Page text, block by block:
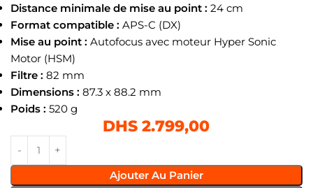
Distance minimale de mise au point : 24 cm
Format compatible : APS-C (DX)
Mise au point : Autofocus avec moteur Hyper Sonic
Motor (HSM)
Filtre : 82 mm
Dimensions : 87.3 x 88.2 mm
Poids : 520 g
DHS 2.799,00
Ajouter Au Panier